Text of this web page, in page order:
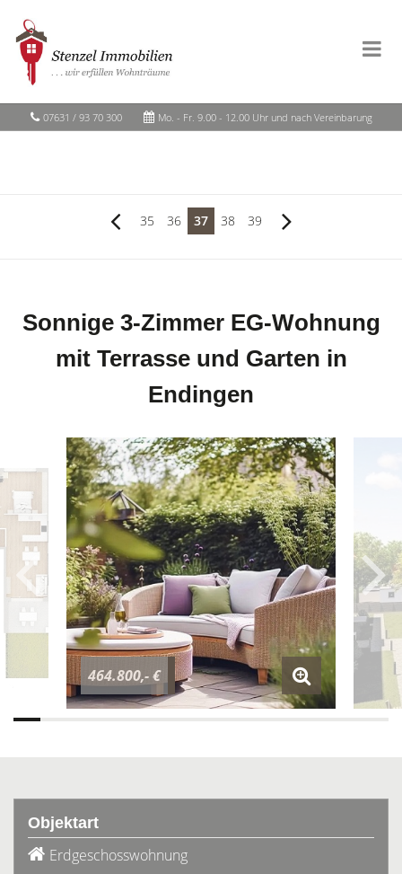
07631 / 93 70 300 Mo. - Fr. 9.00 - 12.00 Uhr und nach Vereinbarung
35 36 37 38 39
Sonnige 3-Zimmer EG-Wohnung
mit Terrasse und Garten in
Endingen
464.800,- €
Objektart
Erdgeschosswohnung